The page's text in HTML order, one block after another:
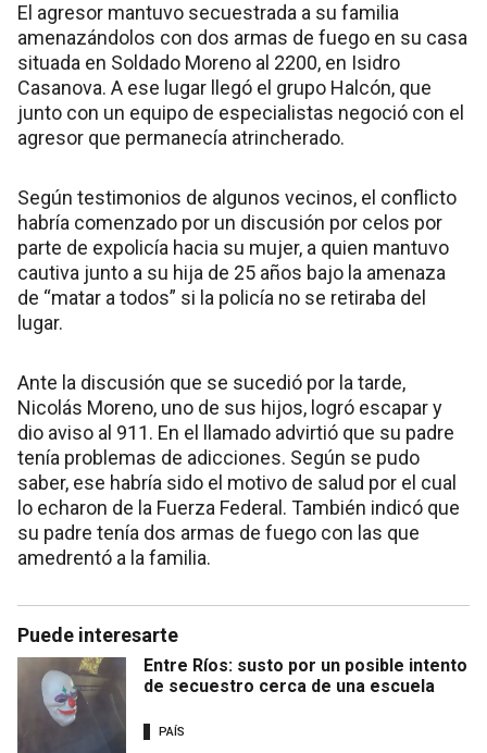
El agresor mantuvo secuestrada a su familia
amenazándolos con dos armas de fuego en su casa
situada en Soldado Moreno al 2200, en Isidro
Casanova. A ese lugar llegó el grupo Halcón, que
junto con un equipo de especialistas negoció con el
agresor que permanecía atrincherado.
Según testimonios de algunos vecinos, el conflicto
habría comenzado por un discusión por celos por
parte de expolicía hacia su mujer, a quien mantuvo
cautiva junto a su hija de 25 años bajo la amenaza
de “matar a todos” si la policía no se retiraba del
lugar.
Ante la discusión que se sucedió por la tarde,
Nicolás Moreno, uno de sus hijos, logró escapar y
dio aviso al 911. En el llamado advirtió que su padre
tenía problemas de adicciones. Según se pudo
saber, ese habría sido el motivo de salud por el cual
lo echaron de la Fuerza Federal. También indicó que
su padre tenía dos armas de fuego con las que
amedrentó a la familia.
Puede interesarte
Entre Ríos: susto por un posible intento
de secuestro cerca de una escuela
PAÍS